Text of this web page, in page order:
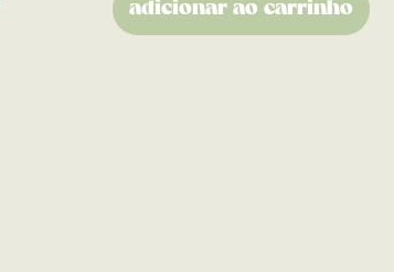
adicionar ao carrinho